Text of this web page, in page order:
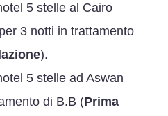
5 stelle al Cairo
3 notti in trattamento
).
5 stelle ad Aswan
di B.B (Prima